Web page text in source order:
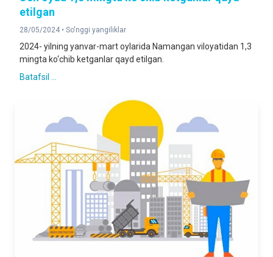
etilgan
28/05/2024 • So'nggi yangiliklar
2024- yilning yanvar-mart oylarida Namangan viloyatidan 1,3
mingta ko‘chib ketganlar qayd etilgan.
Batafsil ...